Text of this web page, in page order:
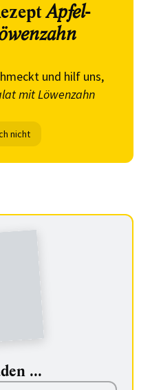
Apfel-
und hilf uns,
mit Löwenzahn
nicht
...